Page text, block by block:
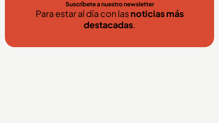
Suscríbete a nuestro newsletter
Para estar al día con lasnoticias más
destacadas.